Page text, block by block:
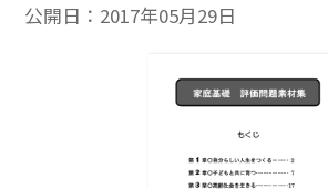
公開日： 2017年05月29日